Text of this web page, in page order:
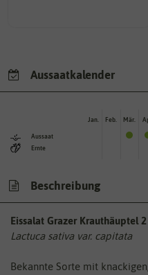
Aussaatkalender
Aussaat
Ernte
Jan. Feb. Mär.
Beschreibung
Eissalat Grazer Krauthäuptel 2
Lactuca sativa var. capitata
Bekannte Sorte mit